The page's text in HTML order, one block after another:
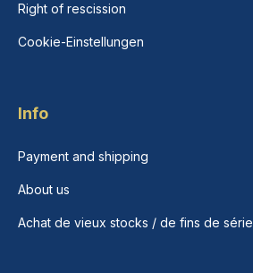
Right of rescission
Cookie-Einstellungen
Info
Payment and shipping
About us
Achat de vieux stocks / de fins de série